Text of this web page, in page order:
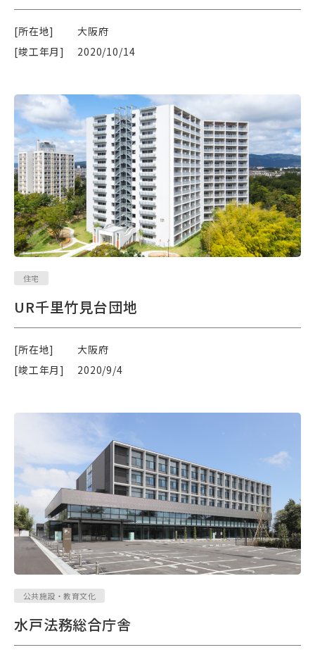
[所在地]
大阪府
[竣工年月]
2020/10/14
住宅
UR千里竹見台団地
[所在地]
大阪府
[竣工年月]
2020/9/4
公共施設・教育文化
水戸法務総合庁舎